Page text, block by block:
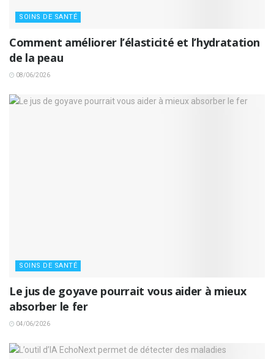
SOINS DE SANTÉ
Comment améliorer l’élasticité et l’hydratation
de la peau
08/06/2026
SOINS DE SANTÉ
Le jus de goyave pourrait vous aider à mieux
absorber le fer
04/06/2026